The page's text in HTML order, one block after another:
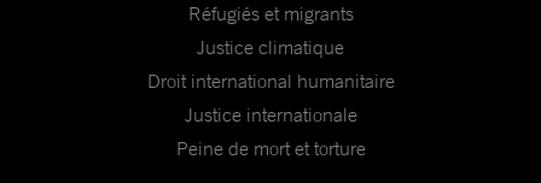
Réfugiés et migrants
Justice climatique
Droit international humanitaire
Justice internationale
Peine de mort et torture